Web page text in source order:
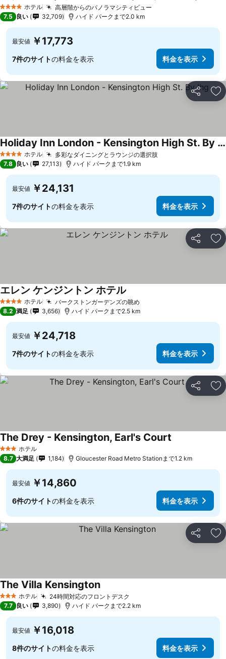
4 ホテルのランク
ホテル 高層階からのパノラマシティビュー
7.5 良い 32,709 ハイド パークまで2.0 km
最安値 ￥17,773
7件のサイトの料金を表示 料金を表示
シェア お
4 ホテルのランク
ホテル 多彩なダイニングとラウンジの選択肢
Holiday Inn London - Kensington High St. By Ihg
7.8 良い 27,113 ハイド パークまで1.9 km
最安値 ￥24,131
7件のサイトの料金を表示 料金を表示
シェア お
4 ホテルのランク
ホテル バークストンガーデンズの眺め
エレン ケンジントン ホテル
8.2 満足 3,656 ハイド パークまで2.5 km
最安値 ￥24,718
7件のサイトの料金を表示 料金を表示
シェア お
3 ホテルのランク
ホテル
The Drey - Kensington, Earl's Court
8.7 大満足 1,184 Gloucester Road Metro Stationまで1.2 km
最安値 ￥14,860
6件のサイトの料金を表示 料金を表示
シェア お
3 ホテルのランク
ホテル 24時間対応のフロントデスク
The Villa Kensington
7.7 良い 3,890 ハイド パークまで2.2 km
最安値 ￥16,018
8件のサイトの料金を表示 料金を表示